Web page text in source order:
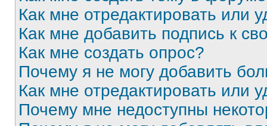
Как мне отредактировать или
Как мне добавить подпись к
Как мне создать опрос?
Почему я не могу добавить
Как мне отредактировать или
Почему мне недоступны